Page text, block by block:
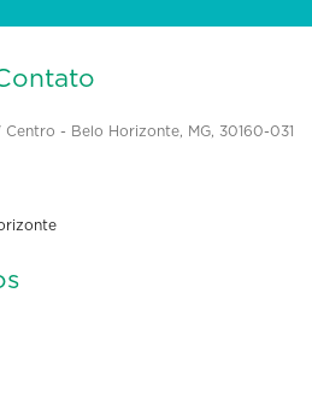
Centro - Belo Horizonte, MG, 30160-031